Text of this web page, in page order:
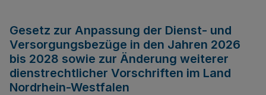
Gesetz zur Anpassung der Dienst- und
Versorgungsbezüge in den Jahren 2026
bis 2028 sowie zur Änderung weiterer
dienstrechtlicher Vorschriften im Land
Nordrhein-Westfalen